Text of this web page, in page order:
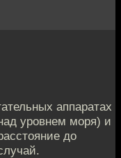
аппаратах
уровнем моря) и
до